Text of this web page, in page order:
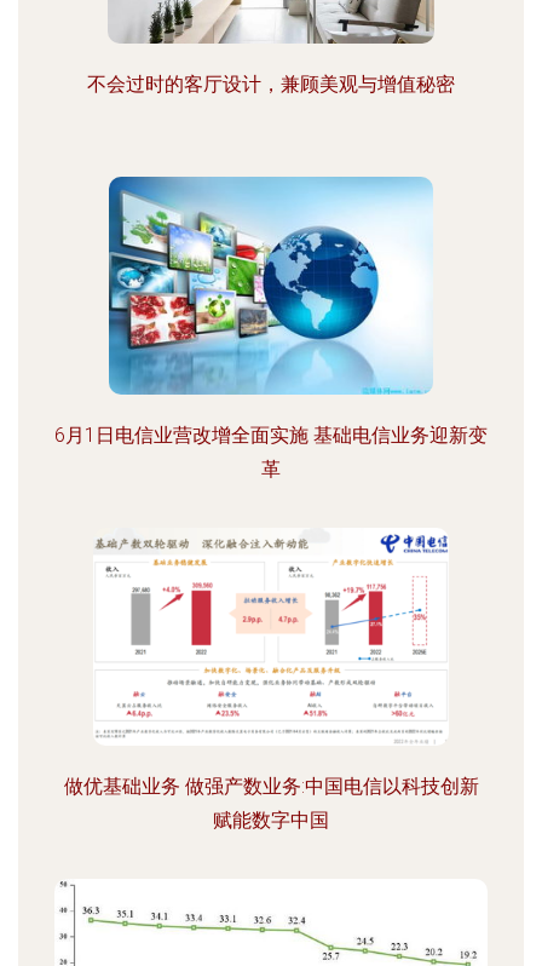
不会过时的客厅设计，兼顾美观与增值秘密
6月1日电信业营改增全面实施 基础电信业务迎新变
革
做优基础业务 做强产数业务:中国电信以科技创新
赋能数字中国